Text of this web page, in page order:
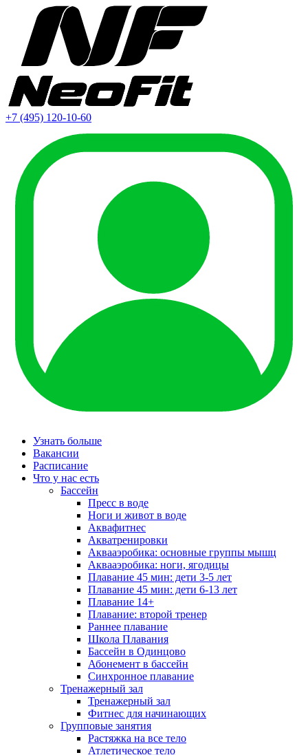
+7 (495) 120-10-60
Узнать больше
Вакансии
Расписание
Что у нас есть
Бассейн
Пресс в воде
Ноги и живот в воде
Аквафитнес
Акватренировки
Аквааэробика: основные группы мышц
Аквааэробика: ноги, ягодицы
Плавание 45 мин: дети 3-5 лет
Плавание 45 мин: дети 6-13 лет
Плавание 14+
Плавание: второй тренер
Раннее плавание
Школа Плавания
Бассейн в Одинцово
Абонемент в бассейн
Синхронное плавание
Тренажерный зал
Тренажерный зал
Фитнес для начинающих
Групповые занятия
Растяжка на все тело
Атлетическое тело